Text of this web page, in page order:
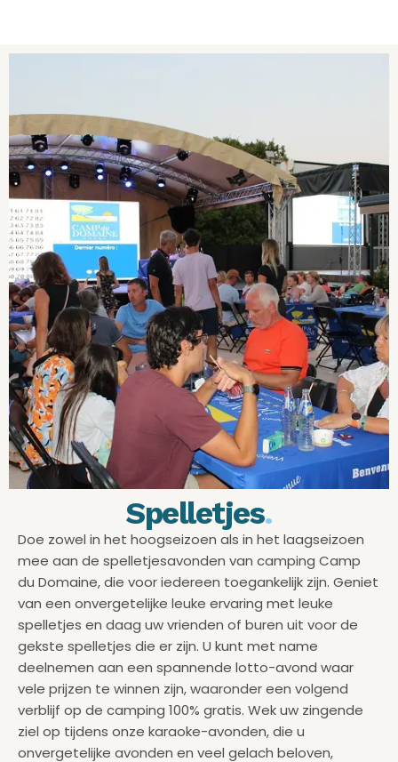
Spelletjes.
Doe zowel in het hoogseizoen als in het laagseizoen
mee aan de spelletjesavonden van camping Camp
du Domaine, die voor iedereen toegankelijk zijn. Geniet
van een onvergetelijke leuke ervaring met leuke
spelletjes en daag uw vrienden of buren uit voor de
gekste spelletjes die er zijn. U kunt met name
deelnemen aan een spannende lotto-avond waar
vele prijzen te winnen zijn, waaronder een volgend
verblijf op de camping 100% gratis. Wek uw zingende
ziel op tijdens onze karaoke-avonden, die u
onvergetelijke avonden en veel gelach beloven,